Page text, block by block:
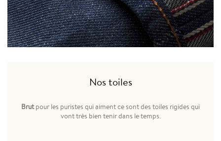
Nos toiles
Brutpour les puristes qui aiment ce sont des toiles rigides qui
vont très bien tenir dans le temps.